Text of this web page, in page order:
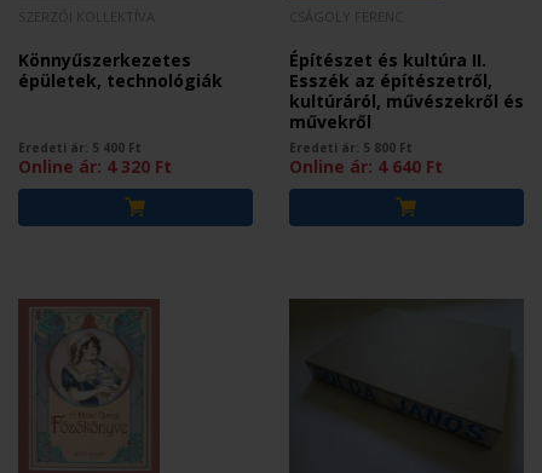
Könnyűszerkezetes
épületek, technológiák
Eredeti ár: 5 400 Ft
Online ár: 4 320 Ft
Építészet és kultúra II.
Esszék az építészetről,
kultúráról, művészekről és
művekről
Eredeti ár: 5 800 Ft
Online ár: 4 640 Ft